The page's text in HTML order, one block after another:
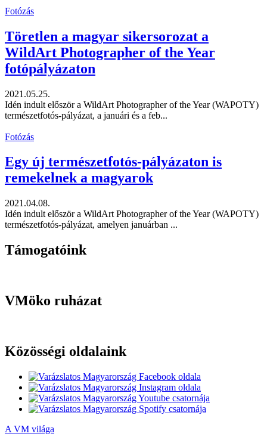
Fotózás
Töretlen a magyar sikersorozat a
WildArt Photographer of the Year
fotópályázaton
2021.05.25.
Idén indult először a WildArt Photographer of the Year (WAPOTY)
természetfotós-pályázat, a januári és a feb...
Fotózás
Egy új természetfotós-pályázaton is
remekelnek a magyarok
2021.04.08.
Idén indult először a WildArt Photographer of the Year (WAPOTY)
természetfotós-pályázat, amelyen januárban ...
Támogatóink
VMöko ruházat
Közösségi oldalaink
A VM világa